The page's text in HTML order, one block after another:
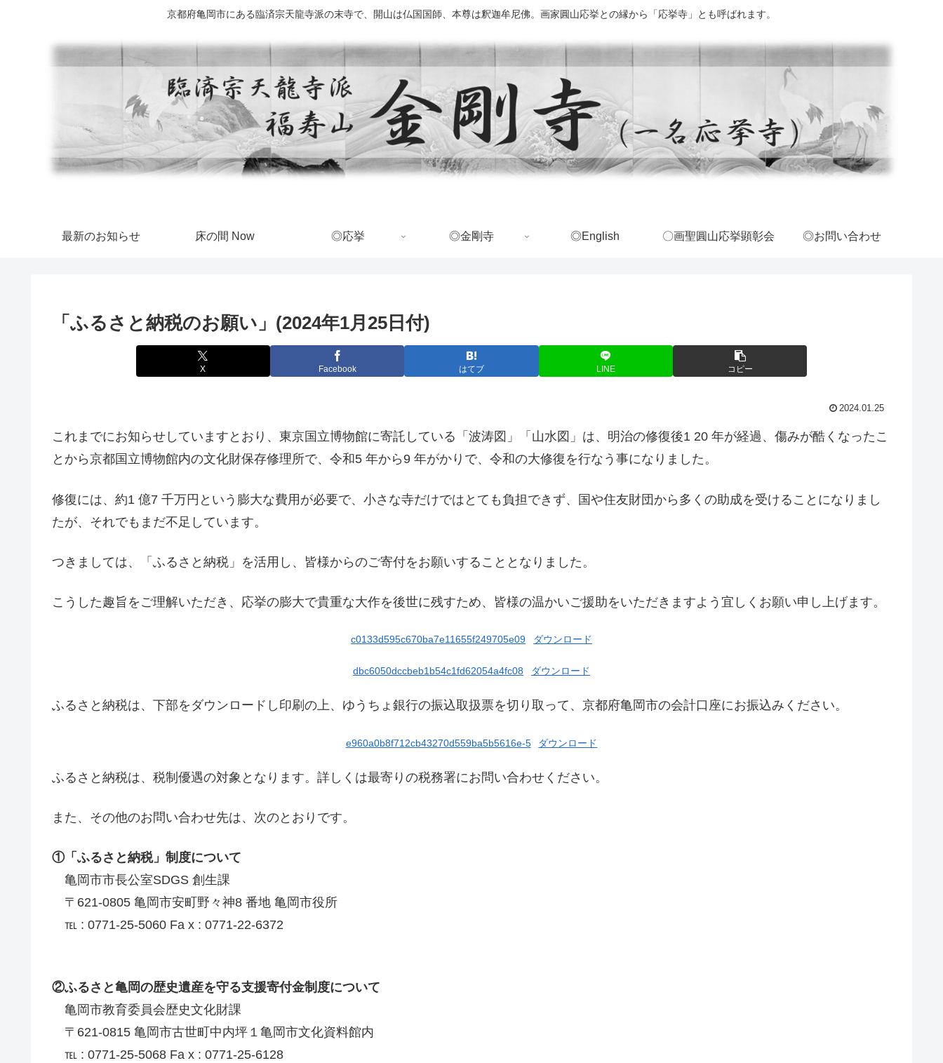
京都府亀岡市にある臨済宗天龍寺派の末寺で、開山は仏国国師、本尊は釈迦牟尼佛。画家圓山応挙との縁から「応挙寺」とも呼ばれます。
最新のお知らせ 床の間 Now ◎応挙 ◎金剛寺 ◎English 〇画聖圓山応挙顕彰会 ◎お問い合わせ
「ふるさと納税のお願い」(2024年1月25日付)
X Facebook はてブ LINE コピー
2024.01.25
これまでにお知らせしていますとおり、東京国立博物館に寄託している「波涛図」「山水図」は、明治の修復後1 20 年が経過、傷みが酷くなったこ
とから京都国立博物館内の文化財保存修理所で、令和5 年から9 年がかりで、令和の大修復を行なう事になりました。
修復には、約1 億7 千万円という膨大な費用が必要で、小さな寺だけではとても負担できず、国や住友財団から多くの助成を受けることになりまし
たが、それでもまだ不足しています。
つきましては、「ふるさと納税」を活用し、皆様からのご寄付をお願いすることとなりました。
こうした趣旨をご理解いただき、応挙の膨大で貴重な大作を後世に残すため、皆様の温かいご援助をいただきますよう宜しくお願い申し上げます。
c0133d595c670ba7e11655f249705e09 ダウンロード
dbc6050dccbeb1b54c1fd62054a4fc08 ダウンロード
ふるさと納税は、下部をダウンロードし印刷の上、ゆうちょ銀行の振込取扱票を切り取って、京都府亀岡市の会計口座にお振込みください。
e960a0b8f712cb43270d559ba5b5616e-5 ダウンロード
ふるさと納税は、税制優遇の対象となります。詳しくは最寄りの税務署にお問い合わせください。
また、その他のお問い合わせ先は、次のとおりです。
①「ふるさと納税」制度について
亀岡市市長公室SDGS 創生課
〒621-0805 亀岡市安町野々神8 番地 亀岡市役所
℡ : 0771-25-5060 Fa x : 0771-22-6372
②ふるさと亀岡の歴史遺産を守る支援寄付金制度について
亀岡市教育委員会歴史文化財課
〒621-0815 亀岡市古世町中内坪１亀岡市文化資料館内
℡ : 0771-25-5068 Fa x : 0771-25-6128